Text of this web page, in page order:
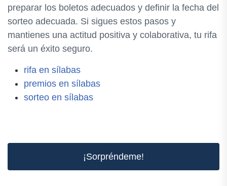
preparar los boletos adecuados y definir la fecha del
sorteo adecuada. Si sigues estos pasos y
mantienes una actitud positiva y colaborativa, tu rifa
será un éxito seguro.
rifa en sílabas
premios en sílabas
sorteo en sílabas
¡Sorpréndeme!